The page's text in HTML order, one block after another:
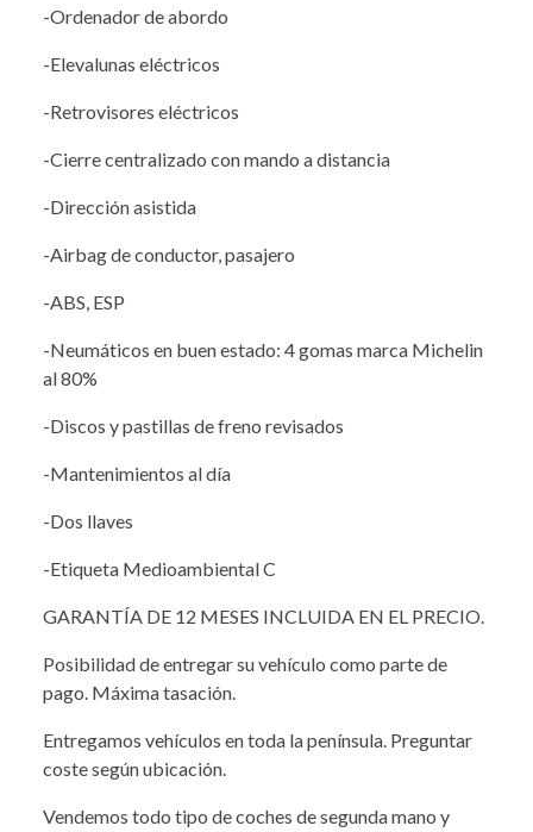
-Ordenador de abordo
-Elevalunas eléctricos
-Retrovisores eléctricos
-Cierre centralizado con mando a distancia
-Dirección asistida
-Airbag de conductor, pasajero
-ABS, ESP
-Neumáticos en buen estado: 4 gomas marca Michelin
al 80%
-Discos y pastillas de freno revisados
-Mantenimientos al día
-Dos llaves
-Etiqueta Medioambiental C
GARANTÍA DE 12 MESES INCLUIDA EN EL PRECIO.
Posibilidad de entregar su vehículo como parte de
pago. Máxima tasación.
Entregamos vehículos en toda la península. Preguntar
coste según ubicación.
Vendemos todo tipo de coches de segunda mano y